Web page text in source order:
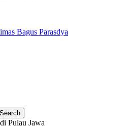
Pulau Jawa